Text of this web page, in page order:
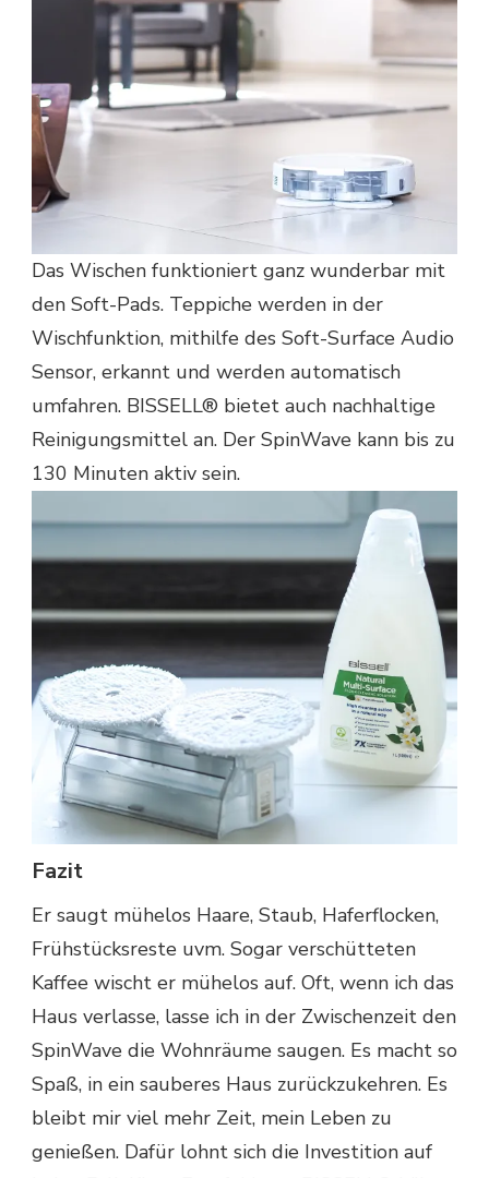
Das Wischen funktioniert ganz wunderbar mit
den Soft-Pads. Teppiche werden in der
Wischfunktion, mithilfe des Soft-Surface Audio
Sensor, erkannt und werden automatisch
umfahren. BISSELL® bietet auch nachhaltige
Reinigungsmittel an. Der SpinWave kann bis zu
130 Minuten aktiv sein.
Fazit
Er saugt mühelos Haare, Staub, Haferflocken,
Frühstücksreste uvm. Sogar verschütteten
Kaffee wischt er mühelos auf. Oft, wenn ich das
Haus verlasse, lasse ich in der Zwischenzeit den
SpinWave die Wohnräume saugen. Es macht so
Spaß, in ein sauberes Haus zurückzukehren. Es
bleibt mir viel mehr Zeit, mein Leben zu
genießen. Dafür lohnt sich die Investition auf